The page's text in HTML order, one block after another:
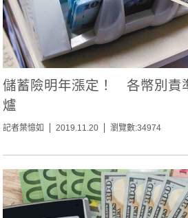
儲蓄險明年漲定！ 各幣別責
爐
記者葉憶如 2019.11.20 瀏覽數:34974